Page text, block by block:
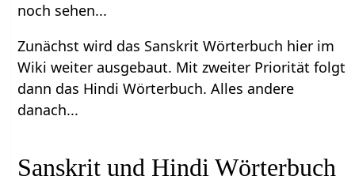
noch sehen...
Zunächst wird das Sanskrit Wörterbuch hier im
Wiki weiter ausgebaut. Mit zweiter Priorität folgt
dann das Hindi Wörterbuch. Alles andere
danach...
Sanskrit und Hindi Wörterbuch